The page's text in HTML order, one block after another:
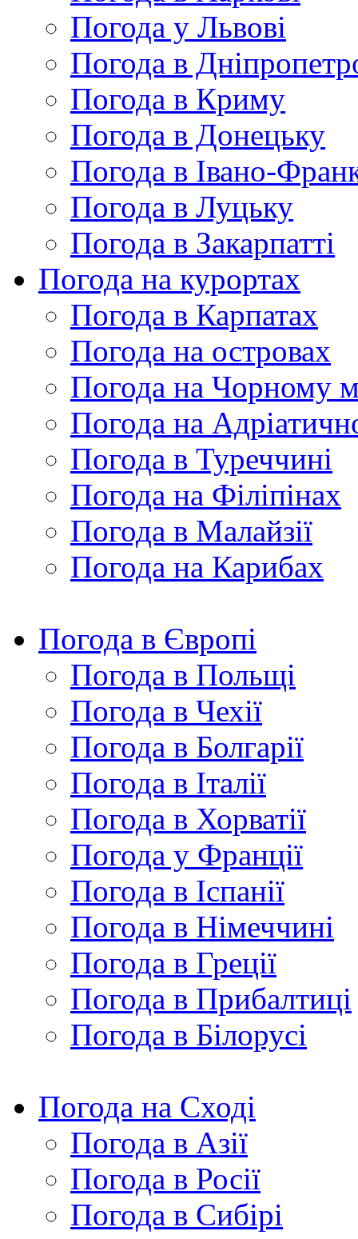
Погода у Львові
Погода в
Погода в Криму
Погода в Донецьку
Погода в Івано-
Погода в Луцьку
Погода в Закарпатті
Погода на курортах
Погода в Карпатах
Погода на островах
Погода на Чорному
Погода на
Погода в Туреччині
Погода на Філіпінах
Погода в Малайзії
Погода на Карибах
Погода в Європі
Погода в Польщі
Погода в Чехії
Погода в Болгарії
Погода в Італії
Погода в Хорватії
Погода у Франції
Погода в Іспанії
Погода в Німеччині
Погода в Греції
Погода в Прибалтиці
Погода в Білорусі
Погода на Сході
Погода в Азії
Погода в Росії
Погода в Сибірі